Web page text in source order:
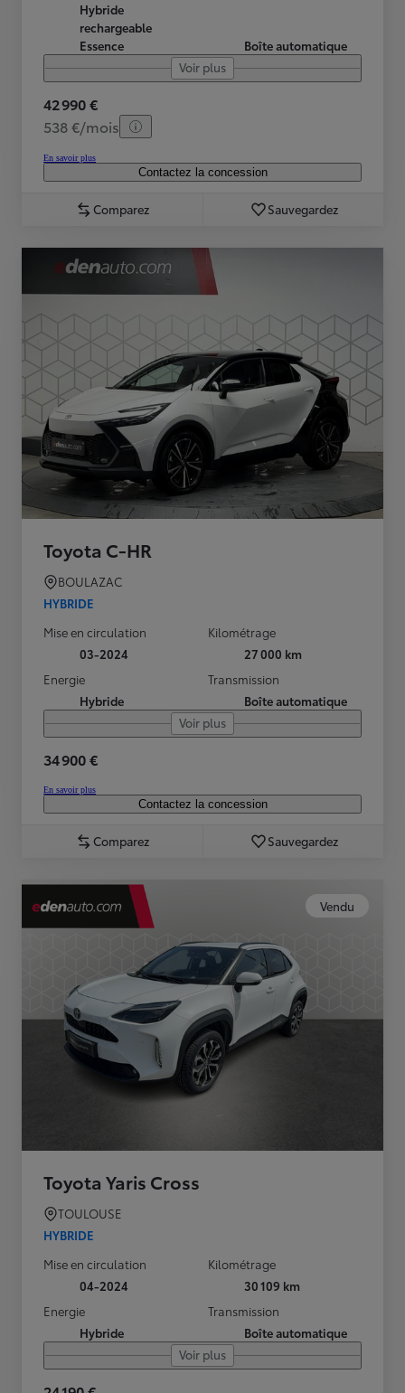
Hybride
rechargeable
Essence
Boîte automatique
Voir plus
42 990 €
538 €/mois
En savoir plus
Contactez la concession
Comparez Sauvegardez
Toyota C-HR
BOULAZAC
HYBRIDE
Mise en circulation
03-2024
Kilométrage
27 000 km
Energie
Hybride
Transmission
Boîte automatique
Voir plus
34 900 €
En savoir plus
Contactez la concession
Comparez Sauvegardez
Vendu
Toyota Yaris Cross
TOULOUSE
HYBRIDE
Mise en circulation
04-2024
Kilométrage
30 109 km
Energie
Hybride
Transmission
Boîte automatique
Voir plus